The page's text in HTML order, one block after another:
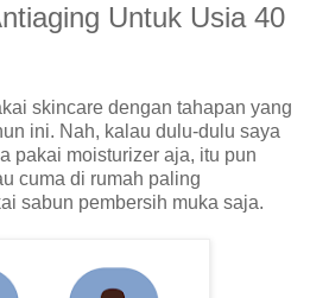
Untuk Usia 40
skincare dengan tahapan yang
ini. Nah, kalau dulu-dulu saya
pakai moisturizer aja, itu pun
cuma di rumah paling
sabun pembersih muka saja.